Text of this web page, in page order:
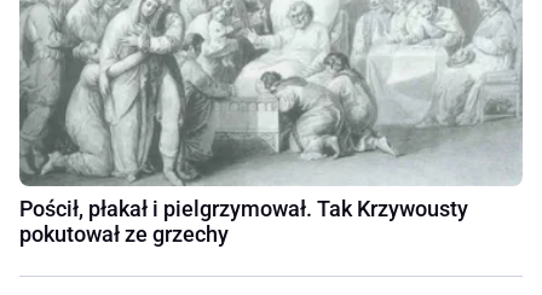
Pościł, płakał i pielgrzymował. Tak Krzywousty
pokutował ze grzechy